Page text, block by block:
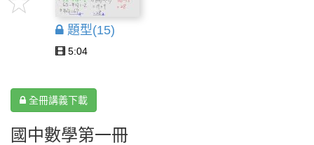
題型(15)
5:04
全冊講義下載
國中數學第一冊